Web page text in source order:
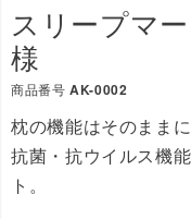
スリープマ
様
商品番号 AK-0002
枕の機能はそのまま
抗菌・抗ウイルス機
ト。